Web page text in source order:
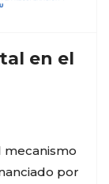
en el
por